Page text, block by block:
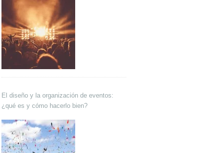
El diseño y la organización de eventos:
¿qué es y cómo hacerlo bien?